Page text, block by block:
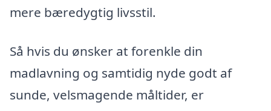
mere bæredygtig livsstil.
Så hvis du ønsker at forenkle din
madlavning og samtidig nyde godt af
sunde, velsmagende måltider, er